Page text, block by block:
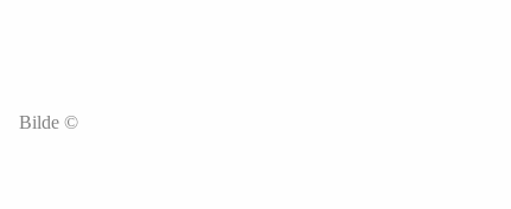
Bilde ©